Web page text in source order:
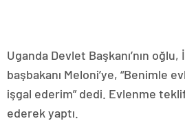
Uganda Devlet Başkanı’nın oğlu,
başbakanı Meloni’ye, “Benimle
işgal ederim” dedi. Evlenme
ederek yaptı.